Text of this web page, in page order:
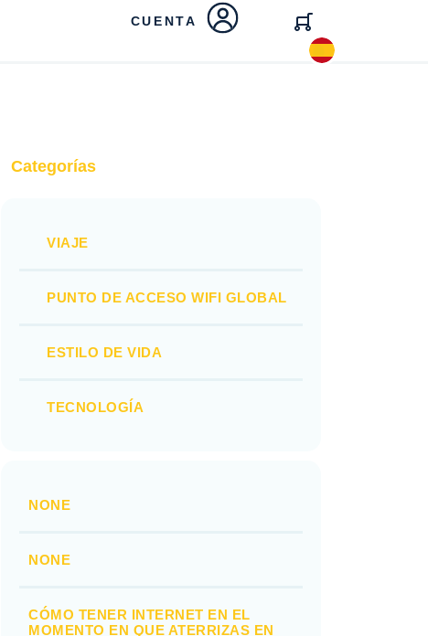
CUENTA
Categorías
VIAJE
PUNTO DE ACCESO WIFI GLOBAL
ESTILO DE VIDA
TECNOLOGÍA
NONE
NONE
CÓMO TENER INTERNET EN EL
MOMENTO EN QUE ATERRIZAS EN